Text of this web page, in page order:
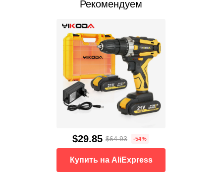
Рекомендуем
$29.85 $64.93 -54%
Купить на AliExpress